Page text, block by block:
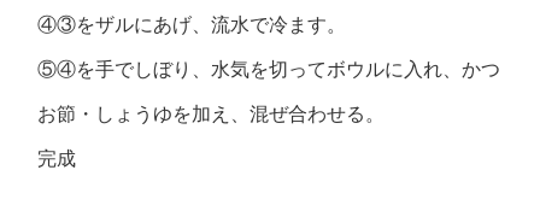
④③をザルにあげ、流水で冷ます。
⑤④を手でしぼり、水気を切ってボウルに入れ、かつ
お節・しょうゆを加え、混ぜ合わせる。
完成